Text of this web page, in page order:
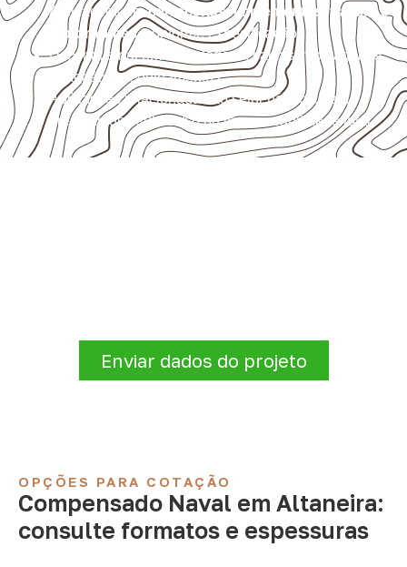
Aplicações emcarrocerias, implementos, trailers e
motorhomes, conforme especificação.
Uso industrial em embalagens, caixas, montagem e
proteção de equipamentos.
Aplicações relacionadas ao setor náutico, sem
presumir uso submerso ou impermeabilidade total.
Enviar dados do projeto
OPÇÕES PARA COTAÇÃO
Compensado Naval em Altaneira:
consulte formatos e espessuras